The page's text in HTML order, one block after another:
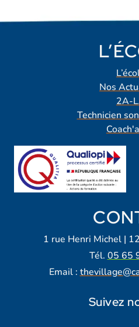
Nos
2A-
Technicien
1 rue Henri Michel |
Tél. 05 65
Email :
Suivez